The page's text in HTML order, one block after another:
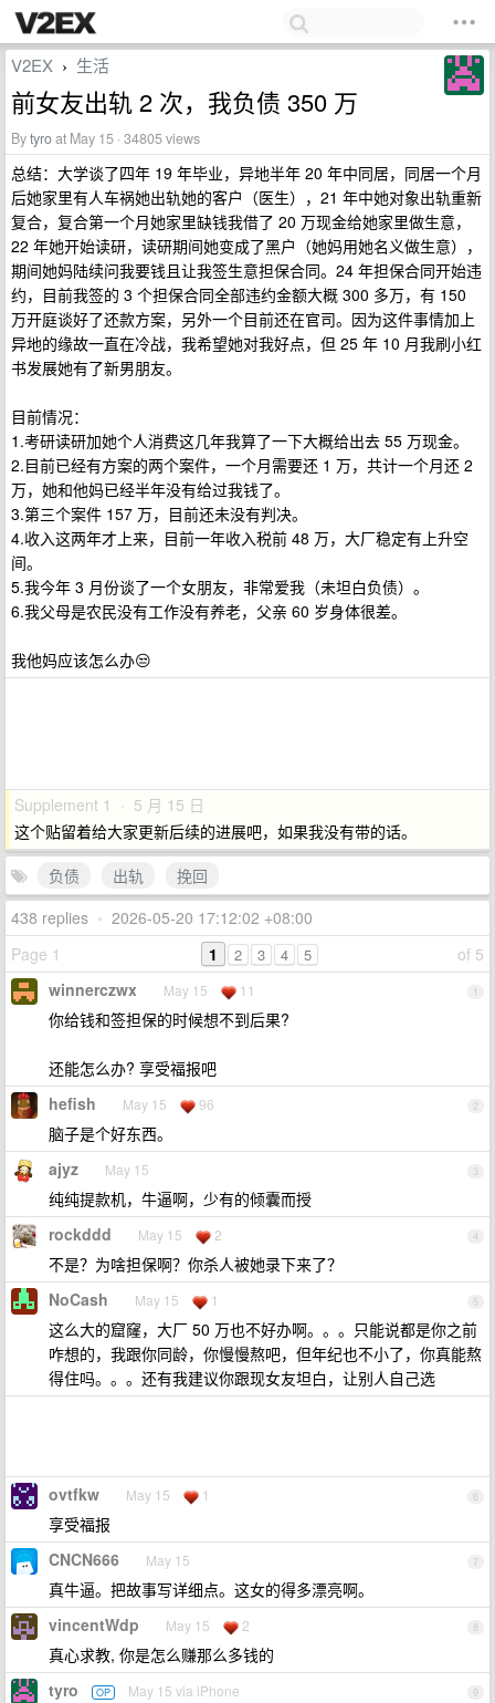
V2EX › 生活
前女友出轨 2 次，我负债 350 万
Bytyroat May 15 · 34805 views
总结：大学谈了四年 19 年毕业，异地半年 20 年中同居，同居一个月
后她家里有人车祸她出轨她的客户（医生），21 年中她对象出轨重新
复合，复合第一个月她家里缺钱我借了 20 万现金给她家里做生意，
22 年她开始读研，读研期间她变成了黑户（她妈用她名义做生意），
期间她妈陆续问我要钱且让我签生意担保合同。24 年担保合同开始违
约，目前我签的 3 个担保合同全部违约金额大概 300 多万，有 150
万开庭谈好了还款方案，另外一个目前还在官司。因为这件事情加上
异地的缘故一直在冷战，我希望她对我好点，但 25 年 10 月我刷小红
书发展她有了新男朋友。
目前情况：
1.考研读研加她个人消费这几年我算了一下大概给出去 55 万现金。
2.目前已经有方案的两个案件，一个月需要还 1 万，共计一个月还 2
万，她和他妈已经半年没有给过我钱了。
3.第三个案件 157 万，目前还未没有判决。
4.收入这两年才上来，目前一年收入税前 48 万，大厂稳定有上升空
间。
5.我今年 3 月份谈了一个女朋友，非常爱我（未坦白负债）。
6.我父母是农民没有工作没有养老，父亲 60 岁身体很差。
我他妈应该怎么办😒
Supplement 1 · 5 月 15 日
这个贴留着给大家更新后续的进展吧，如果我没有带的话。
负债
出轨
挽回
438 replies • 2026-05-20 17:12:02 +08:00
Page 1
of 5
1 2 3 4 5
1
winnerczwx May 15 11
你给钱和签担保的时候想不到后果?
还能怎么办? 享受福报吧
2
hefish May 15 96
脑子是个好东西。
3
ajyz May 15
纯纯提款机，牛逼啊，少有的倾囊而授
4
rockddd May 15 2
不是？为啥担保啊？你杀人被她录下来了？
5
NoCash May 15 1
这么大的窟窿，大厂 50 万也不好办啊。。。只能说都是你之前
咋想的，我跟你同龄，你慢慢熬吧，但年纪也不小了，你真能熬
得住吗。。。还有我建议你跟现女友坦白，让别人自己选
6
ovtfkw May 15 1
享受福报
7
CNCN666 May 15
真牛逼。把故事写详细点。这女的得多漂亮啊。
8
vincentWdp May 15 2
真心求教, 你是怎么赚那么多钱的
9
tyro OP May 15 via iPhone